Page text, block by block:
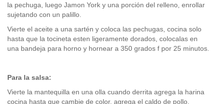
la pechuga, luego Jamon York y una porción del relleno, enrollar
sujetando con un palillo.
Vierte el aceite a una sartén y coloca las pechugas, cocina solo
hasta que la tocineta esten ligeramente dorados, colocalas en
una bandeja para horno y hornear a 350 grados f por 25 minutos.
Para la salsa:
Vierte la mantequilla en una olla cuando derrita agrega la harina
cocina hasta que cambie de color, agrega el caldo de pollo,